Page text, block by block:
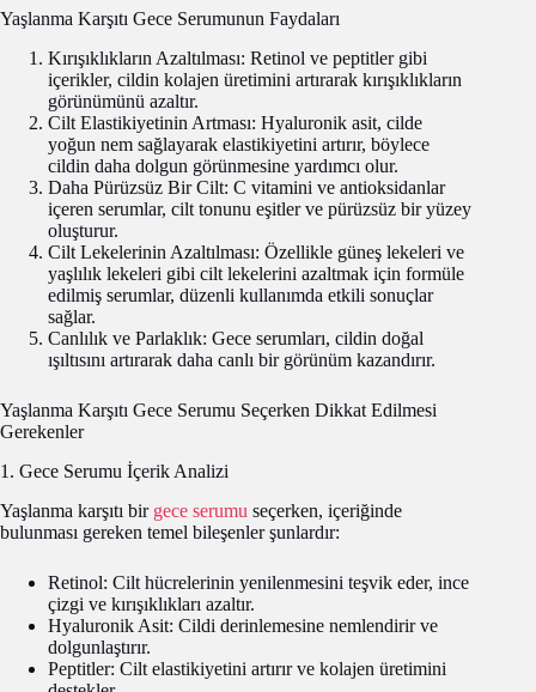
Yaşlanma Karşıtı Gece Serumunun Faydaları
Kırışıklıkların Azaltılması: Retinol ve peptitler gibi
içerikler, cildin kolajen üretimini artırarak kırışıklıkların
görünümünü azaltır.
Cilt Elastikiyetinin Artması: Hyaluronik asit, cilde
yoğun nem sağlayarak elastikiyetini artırır, böylece
cildin daha dolgun görünmesine yardımcı olur.
Daha Pürüzsüz Bir Cilt: C vitamini ve antioksidanlar
içeren serumlar, cilt tonunu eşitler ve pürüzsüz bir yüzey
oluşturur.
Cilt Lekelerinin Azaltılması: Özellikle güneş lekeleri ve
yaşlılık lekeleri gibi cilt lekelerini azaltmak için formüle
edilmiş serumlar, düzenli kullanımda etkili sonuçlar
sağlar.
Canlılık ve Parlaklık: Gece serumları, cildin doğal
ışıltısını artırarak daha canlı bir görünüm kazandırır.
Yaşlanma Karşıtı Gece Serumu Seçerken Dikkat Edilmesi
Gerekenler
1. Gece Serumu İçerik Analizi
Yaşlanma karşıtı bir gece serumu seçerken, içeriğinde
bulunması gereken temel bileşenler şunlardır:
Retinol: Cilt hücrelerinin yenilenmesini teşvik eder, ince
çizgi ve kırışıklıkları azaltır.
Hyaluronik Asit: Cildi derinlemesine nemlendirir ve
dolgunlaştırır.
Peptitler: Cilt elastikiyetini artırır ve kolajen üretimini